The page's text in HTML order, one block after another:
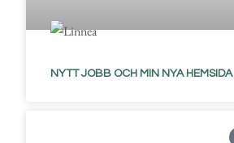
NYTT JOBB OCH MIN NYA HEMSIDA